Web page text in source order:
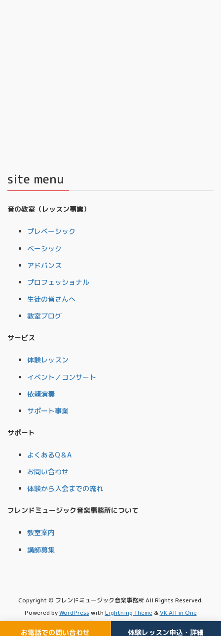
お電話での問い合わせ 体験レッスン申込・詳細
site menu
音の教室（レッスン事業）
プレベーシック
ベーシック
アドバンス
プロフェッショナル
生徒の皆さんへ
教室ブログ
サービス
体験レッスン
イベント／コンサート
依頼演奏
サポート事業
サポート
よくあるQ＆A
お問い合わせ
体験から入会までの流れ
フレンドミュージック音楽事務所について
教室案内
講師募集
Copyright © フレンドミュージック音楽事務所 All Rights Reserved.
Powered byWordPress with Lightning Theme &VK All in One
Expansion Unit